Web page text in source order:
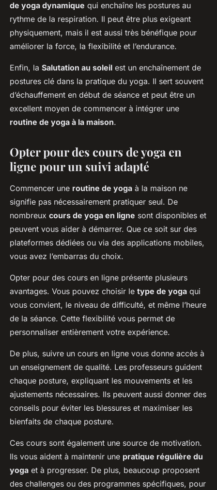
de yoga dynamique qui enchaîne les postures au
rythme de la respiration. Il peut être plus exigeant
physiquement, mais il est aussi très bénéfique pour
améliorer la force, la flexibilité et l’endurance.
Enfin, la Salutation au soleil est un enchaînement de
postures clé dans la pratique du yoga. Il sert souvent
d’échauffement en début de séance et peut être un
excellent moyen de commencer à intégrer une
routine de yoga à la maison.
Opter pour des cours de yoga en
ligne pour un suivi adapté
Commencer une routine de yoga à la maison ne
signifie pas nécessairement pratiquer seul. De
nombreux cours de yoga en ligne sont disponibles et
peuvent vous aider à démarrer. Que ce soit sur des
plateformes dédiées ou via des applications mobiles,
vous avez l’embarras du choix.
Opter pour des cours en ligne présente plusieurs
avantages. Vous pouvez choisir le type de yoga qui
vous convient, le niveau de difficulté, et même l’heure
de la séance. Cette flexibilité vous permet de
personnaliser entièrement votre expérience.
De plus, suivre un cours en ligne vous donne accès à
un enseignement de qualité. Les professeurs guident
chaque posture, expliquant les mouvements et les
ajustements nécessaires. Ils peuvent aussi donner des
conseils pour éviter les blessures et maximiser les
bienfaits de chaque posture.
Ces cours sont également une source de motivation.
Ils vous aident à maintenir une pratique régulière du
yoga et à progresser. De plus, beaucoup proposent
des challenges ou des programmes spécifiques, pour